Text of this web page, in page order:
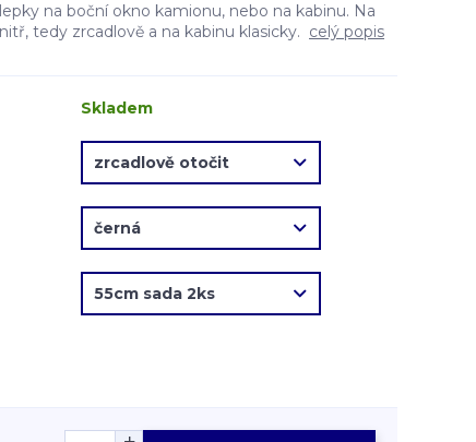
na boční okno kamionu, nebo na kabinu. Na
tedy zrcadlově a na kabinu klasicky. celý popis
Skladem